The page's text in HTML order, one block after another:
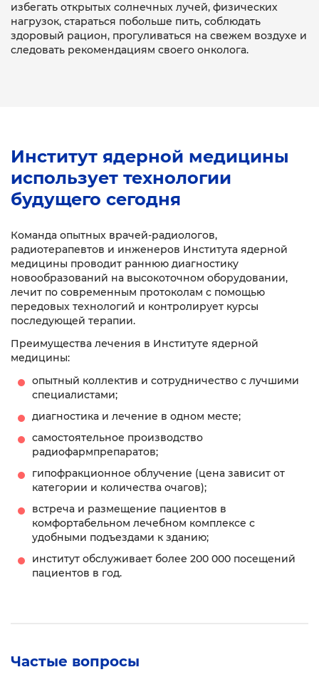
избегать открытых солнечных лучей, физических
нагрузок, стараться побольше пить, соблюдать
здоровый рацион, прогуливаться на свежем воздухе и
следовать рекомендациям своего онколога.
Институт ядерной медицины
использует технологии
будущего сегодня
Команда опытных врачей-радиологов,
радиотерапевтов и инженеров Института ядерной
медицины проводит раннюю диагностику
новообразований на высокоточном оборудовании,
лечит по современным протоколам с помощью
передовых технологий и контролирует курсы
последующей терапии.
Преимущества лечения в Институте ядерной
медицины:
опытный коллектив и сотрудничество с лучшими
специалистами;
диагностика и лечение в одном месте;
самостоятельное производство
радиофармпрепаратов;
гипофракционное облучение (цена зависит от
категории и количества очагов);
встреча и размещение пациентов в
комфортабельном лечебном комплексе с
удобными подъездами к зданию;
институт обслуживает более 200 000 посещений
пациентов в год.
Частые вопросы